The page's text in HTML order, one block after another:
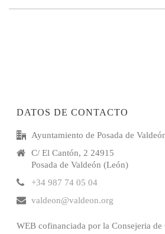
DATOS DE CONTACTO
Ayuntamiento de Posada de
C/ El Cantón, 2 24915
Posada de Valdeón (León)
+34 987 74 05 04
valdeon@valdeon.org
WEB cofinanciada por la Consejeria